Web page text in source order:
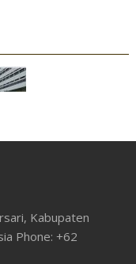
Kabupaten
Phone: +62